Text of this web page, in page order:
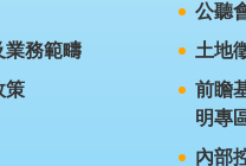
業務範疇
策
公聽
土地
前瞻
明專
內部